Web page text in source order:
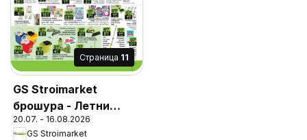
Cтраница 11
GS Stroimarket
брошура - Летни
предложения
20.07. - 16.08.2026
GS Stroimarket